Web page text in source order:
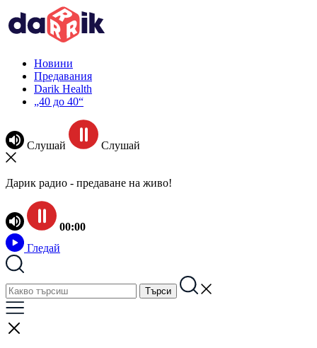
Новини
Предавания
Darik Health
„40 до 40“
Слушай Слушай
Дарик радио - предаване на живо!
00:00
Гледай